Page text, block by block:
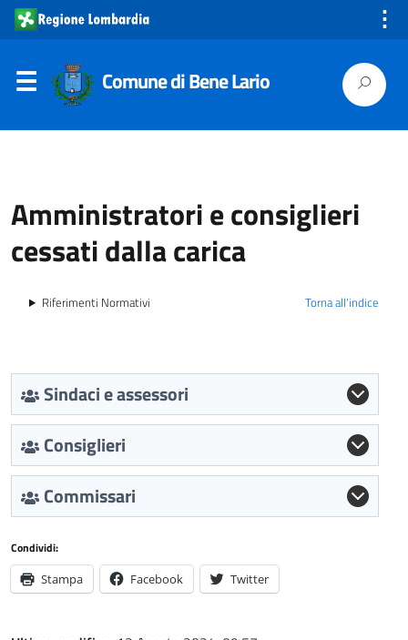
⋮
Comune di Bene Lario
Amministratori e consiglieri
cessati dalla carica
Torna all'indice
Riferimenti Normativi
Sindaci e assessori
Consiglieri
Commissari
Condividi:
Stampa Facebook Twitter